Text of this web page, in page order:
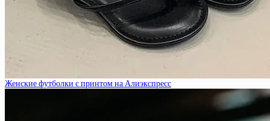
Женские футболки с принтом на Алиэкспресс